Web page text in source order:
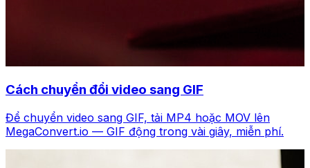
Cách chuyển đổi video sang GIF
Để chuyển video sang GIF, tải MP4 hoặc MOV lên
MegaConvert.io — GIF động trong vài giây, miễn phí.